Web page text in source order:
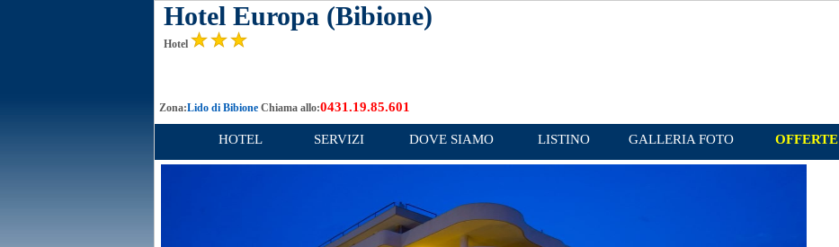
Hotel Europa (Bibione)
Hotel
Zona:Lido di Bibione Chiama allo:0431.19.85.601
HOTEL SERVIZI DOVE SIAMO LISTINO GALLERIA FOTO OFFERTE